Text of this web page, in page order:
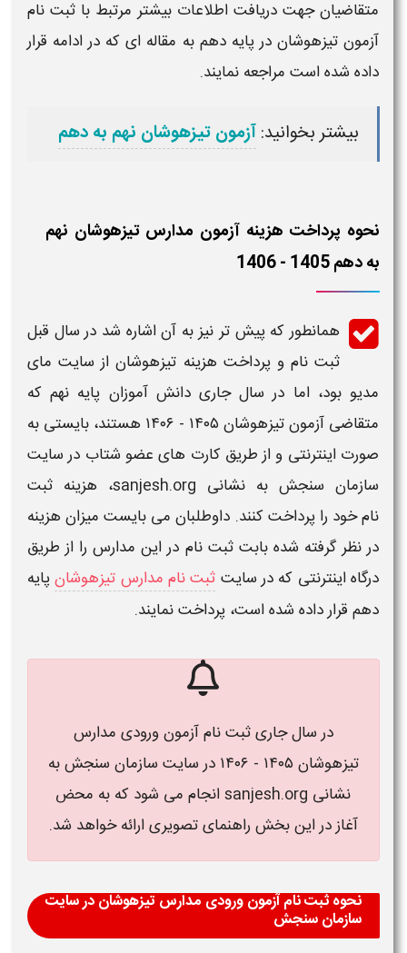
متقاضیان جهت دریافت اطلاعات بیشتر مرتبط با ثبت نام
آزمون تیزهوشان در پایه دهم به مقاله ای که در ادامه قرار
داده شده است مراجعه نمایند.
بیشتر بخوانید:آزمون تیزهوشان نهم به دهم
نحوه پرداخت هزینه آزمون مدارس تیزهوشان نهم
به دهم 1405 - 1406
همانطور که پیش تر نیز به آن اشاره شد در سال قبل
ثبت نام و پرداخت هزینه تیزهوشان از سایت مای
مدیو بود، اما در سال جاری دانش آموزان پایه نهم که
متقاضی آزمونتیزهوشان ۱۴۰۵ - ۱۴۰۶
هستند، بایستی به
صورت اینترنتی و از طریق کارت های عضو شتاب در سایت
سازمان سنجش به نشانی sanjesh.org،
هزینه ثبت
نامخود راپرداخت کنند. داوطلبان می بایست میزان هزینه
در نظر گرفته شده بابتثبت نام در این مدارس را از طریق
درگاه اینترنتی که در سایت ثبت نام مدارس تیزهوشانپایه
دهم قرار داده شده است، پرداختنمایند.
در سال جاری ثبت نام آزمون ورودی مدارس
تیزهوشان ۱۴۰۵ - ۱۴۰۶ در سایت سازمان سنجش به
نشانی sanjesh.org انجام می شود که به محض
آغاز در این بخش راهنمای تصویری ارائه خواهد شد.
نحوه ثبت نام آزمون ورودی مدارس تیزهوشان در سایت
سازمان سنجش